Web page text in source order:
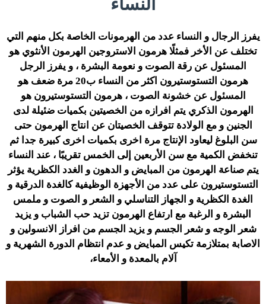
يفرز الرجال و النساء عدد من الهرمونات الخاصة بكل منهم التي
تختلف عن الأخر فمثلًا هرمون الاستروجين الهرمون الأنثوي هو
المسئول عن رقة الصوت و نعومة البشرة ، و يفرز الرجل
هرمون التستوستيرون اكثر من النساء ب20 مرة ضعف هو
المسئول عن خشونة الصوت ، هرمون التستوستيرون هو
الهرمون الذكري يتم افرازه من الخصيتين بكميات ضئيلة لدى
الجنين و مع الولادة تتوقف الخصيتان عن انتاج الهرمون حتى
سن البلوغ ليعاود الإنتاج مرة اخرى بكميات اخرى كبيرة جدا ثم
تنخفض الكمية مع سن الأربعين إلى الخمس تقريبًا ، عند النساء
يتم صناعة الهرمون من المبايض و الدهون و الغدد الكظرية يؤثر
التستوستيرون على عدد من الأجهزة الوظيفية كالغدة الدرقية و
الغدة الكظرية و الجهاز التناسلي و الشعر و الصوت و ملمس
البشرة و الرغبة مع ارتفاع الهرمون تزيد حب الشباب و يزيد
شعر الوجه و شعر الجسم و يزيد الجسم من افراز الانسولين و
الاصابة بمتلازمة تكيس المبايض و عدم انتظام الدورة الشهرية و
آلام بالمعدة و الأمعاء،